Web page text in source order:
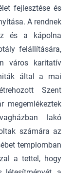
fejlesztése és
A rendnek
és a kápolna
felállítására,
város karitatív
által a mai
Szent
megemlékeztek
lakó
számára az
templomban
a tettel, hogy